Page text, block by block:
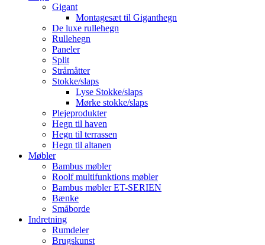
Gigant
Montagesæt til Giganthegn
De luxe rullehegn
Rullehegn
Paneler
Split
Stråmåtter
Stokke/slaps
Lyse Stokke/slaps
Mørke stokke/slaps
Plejeprodukter
Hegn til haven
Hegn til terrassen
Hegn til altanen
Møbler
Bambus møbler
Roolf multifunktions møbler
Bambus møbler ET-SERIEN
Bænke
Småborde
Indretning
Rumdeler
Brugskunst